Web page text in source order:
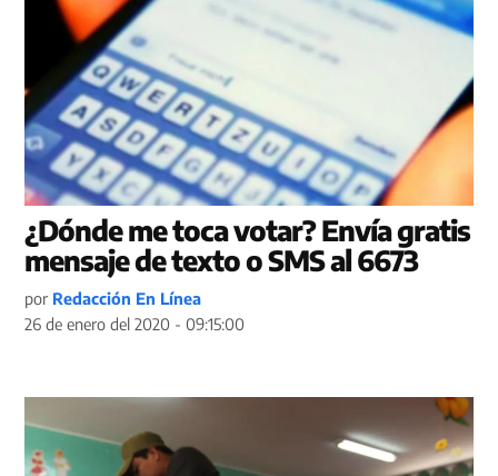
¿Dónde me toca votar? Envía gratis
mensaje de texto o SMS al 6673
por Redacción En Línea
26 de enero del 2020 - 09:15:00